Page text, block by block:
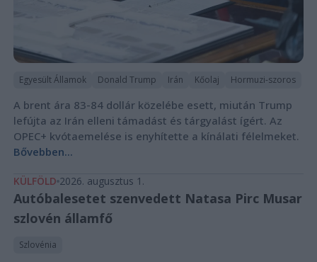
Egyesült Államok Donald Trump Irán Kőolaj Hormuzi-szoros
A brent ára 83-84 dollár közelébe esett, miután Trump
lefújta az Irán elleni támadást és tárgyalást ígért. Az
OPEC+ kvótaemelése is enyhítette a kínálati félelmeket.
Bővebben...
KÜLFÖLD 2026. augusztus 1.
Autóbalesetet szenvedett Natasa Pirc Musar
szlovén államfő
Szlovénia